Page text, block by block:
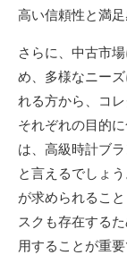
高い信頼性と満
さらに、中古市
め、多様なニー
れる方から、コ
それぞれの目的
は、高級時計ブ
と言えるでしょ
が求められるこ
スクも存在する
用することが重要